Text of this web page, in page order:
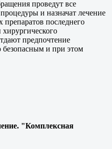
проведут все
и назначат лечение
последнего
предпочтение
и при этом
"Комплексная